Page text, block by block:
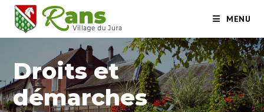
MENU
Droits et
démarches